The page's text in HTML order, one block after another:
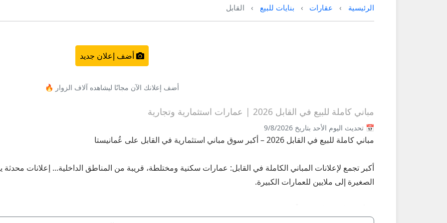
الرئيسية عقارات بنايات للبيع القابل
أضف إعلان جديد
أضف إعلانك الآن مجانًا ليشاهده آلاف الزوار 🔥
مباني كاملة للبيع في القابل 2026 | عمارات استثمارية وتجارية
📅 تحديث اليوم الأحد بتاريخ 9/8/2026
مباني كاملة للبيع في القابل 2026 – أكبر سوق مباني استثمارية في القابل على عُمانيستا
الصغيرة إلى ملايين للعمارات الكبيرة.